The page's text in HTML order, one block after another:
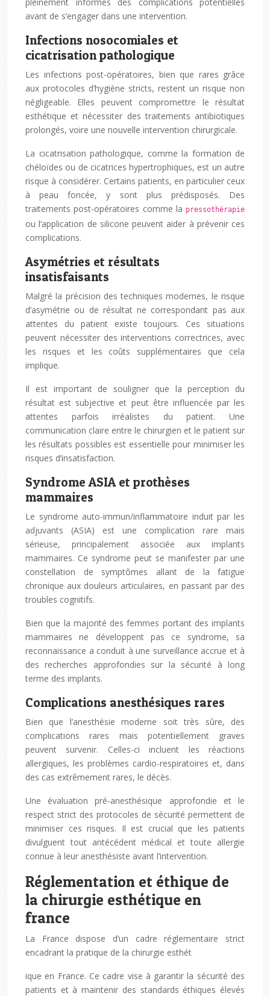
avant de s’engager dans une intervention.
Infections nosocomiales et
cicatrisation pathologique
Les infections post-opératoires, bien que rares grâce
aux protocoles d’hygiène stricts, restent un risque non
négligeable. Elles peuvent compromettre le résultat
esthétique et nécessiter des traitements antibiotiques
prolongés, voire une nouvelle intervention chirurgicale.
La cicatrisation pathologique, comme la formation de
chéloïdes ou de cicatrices hypertrophiques, est un autre
risque à considérer. Certains patients, en particulier ceux
à peau foncée, y sont plus prédisposés. Des
traitements post-opératoires comme la pressothérapie
ou l’application de silicone peuvent aider à prévenir ces
complications.
Asymétries et résultats
insatisfaisants
Malgré la précision des techniques modernes, le risque
d’asymétrie ou de résultat ne correspondant pas aux
attentes du patient existe toujours. Ces situations
peuvent nécessiter des interventions correctrices, avec
les risques et les coûts supplémentaires que cela
implique.
Il est important de souligner que la perception du
résultat est subjective et peut être influencée par les
attentes parfois irréalistes du patient. Une
communication claire entre le chirurgien et le patient sur
les résultats possibles est essentielle pour minimiser les
risques d’insatisfaction.
Syndrome ASIA et prothèses
mammaires
Le syndrome auto-immun/inflammatoire induit par les
adjuvants (ASIA) est une complication rare mais
sérieuse, principalement associée aux implants
mammaires. Ce syndrome peut se manifester par une
constellation de symptômes allant de la fatigue
chronique aux douleurs articulaires, en passant par des
troubles cognitifs.
Bien que la majorité des femmes portant des implants
mammaires ne développent pas ce syndrome, sa
reconnaissance a conduit à une surveillance accrue et à
des recherches approfondies sur la sécurité à long
terme des implants.
Complications anesthésiques rares
Bien que l’anesthésie moderne soit très sûre, des
complications rares mais potentiellement graves
peuvent survenir. Celles-ci incluent les réactions
allergiques, les problèmes cardio-respiratoires et, dans
des cas extrêmement rares, le décès.
Une évaluation pré-anesthésique approfondie et le
respect strict des protocoles de sécurité permettent de
minimiser ces risques. Il est crucial que les patients
divulguent tout antécédent médical et toute allergie
connue à leur anesthésiste avant l’intervention.
Réglementation et éthique de
la chirurgie esthétique en
france
La France dispose d’un cadre réglementaire strict
encadrant la pratique de la chirurgie esthét
ique en France. Ce cadre vise à garantir la sécurité des
patients et à maintenir des standards éthiques élevés